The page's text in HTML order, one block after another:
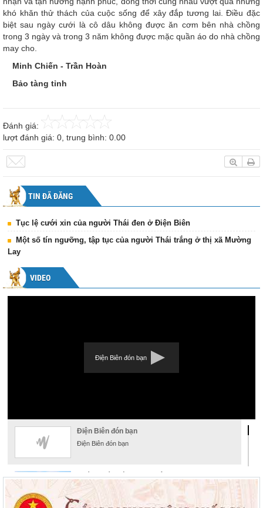
khó khăn thử thách của cuộc sống để xây đắp tương lai. Điều đặc
biệt sau ngày cưới là cô dâu không được ăn cơm bên nhà chồng
trong 3 ngày và trong 3 năm không được mặc quần áo do nhà chồng
may cho.
Minh Chiến - Trần Hoàn
Bảo tàng tỉnh
Đánh giá:
lượt đánh giá: 0, trung bình: 0.00
TIN ĐÃ ĐĂNG
Tục lệ cưới xin của người Thái đen ở Điện Biên
Một số tín ngưỡng, tập tục của người Thái trắng ở thị xã Mường
Lay
VIDEO
Điện Biên đón bạn
Điện Biên đón bạn
Điện Biên đón bạn
Khám phá đường hoa xuân